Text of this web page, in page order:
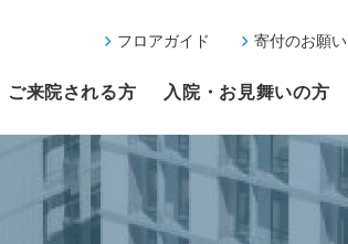
フロアガイド 寄付のお願い
ご来院される方 入院・お見舞いの方